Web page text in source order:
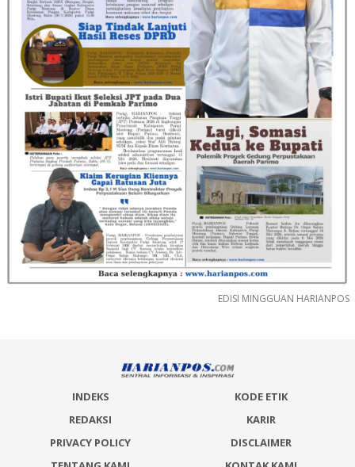
EDISI MINGGUAN HARIANPOS
INDEKS
KODE ETIK
REDAKSI
KARIR
PRIVACY POLICY
DISCLAIMER